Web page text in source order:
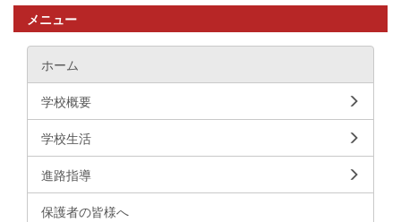
メニュー
ホーム
学校概要
学校生活
進路指導
保護者の皆様へ